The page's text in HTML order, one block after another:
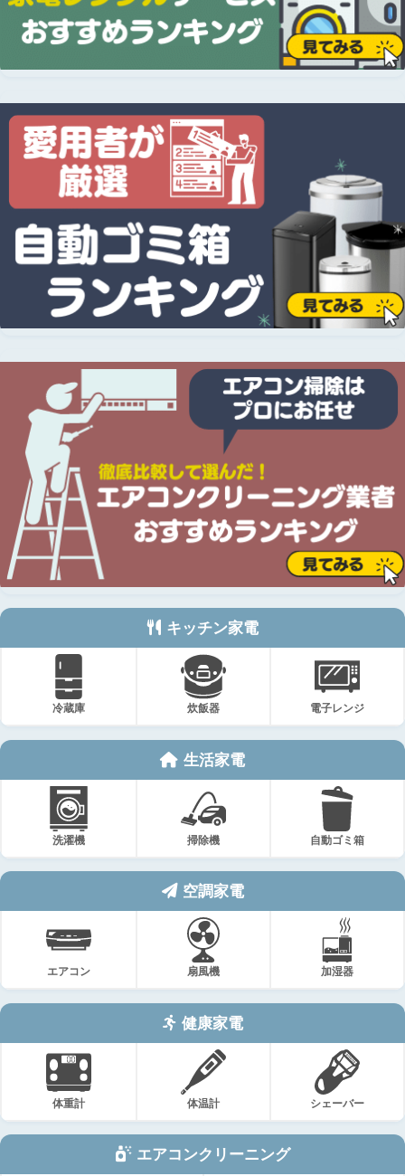
キッチン家電
冷蔵庫 炊飯器 電子レンジ
生活家電
洗濯機 掃除機 自動ゴミ箱
空調家電
エアコン 扇風機 加湿器
健康家電
体重計 体温計 シェーバー
エアコンクリーニング